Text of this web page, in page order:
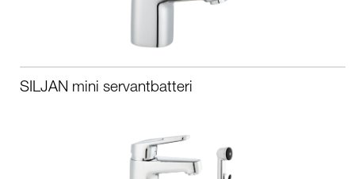
SILJAN mini servantbatteri